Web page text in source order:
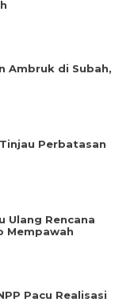
Ambruk di Subah,
Perbatasan
Ulang Rencana
Mempawah
Pacu Realisasi